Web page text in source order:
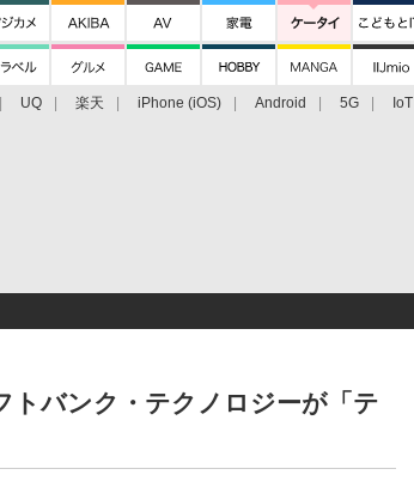
UQ 楽天 iPhone (iOS) Android 5G IoT
トバンク・テクノロジーが「テ